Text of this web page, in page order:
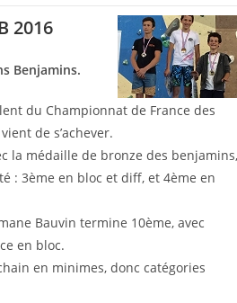
2016
Benjamins.
du Championnat de France des
de s’achever.
la médaille de bronze des benjamins,
: 3ème en bloc et diff, et 4ème en
Bauvin termine 10ème, avec
en bloc.
en minimes, donc catégories